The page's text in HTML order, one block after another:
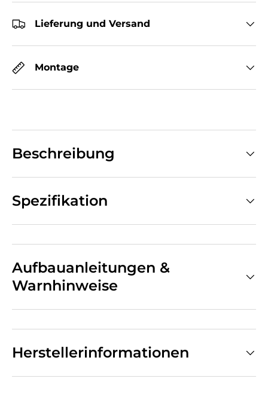
Lieferung und Versand
Montage
Beschreibung
Spezifikation
Aufbauanleitungen &
Warnhinweise
Herstellerinformationen